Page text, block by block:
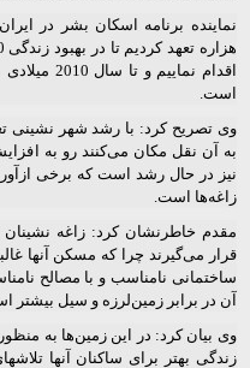
نماینده برنامه‌ اسکان بشر در
است.
وی تصریح کرد: با رشد شهر نشینی
به آن نقل مکان می‌کنند رو به
نیز در حال رشد است که برخی
زاغه‌ها است.
مقدم خاطرنشان کرد: زاغه نشینان
قرار می‌گیرند چرا که مسکن آنها
ساختمانی نامناسب و با مصالح
آن در برابر زمین‌لرزه و سیل بیشتر
وی بیان کرد: در این زمین‌ها به
زندگی بهتر برای ساکنان آنها